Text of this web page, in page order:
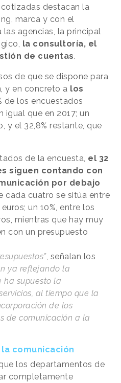
destacan la
marca y con el
las agencias, la principal
la consultoría, el
de cuentas.
de que se dispone para
y en concreto a los
de los encuestados
igual que en 2017; un
y el 32,8% restante, que
de la encuesta, el 32
siguen contando con
por debajo
cada cuatro se sitúa entre
un 10%, entre los
mientras que hay muy
con un presupuesto
, señalan los
ya reflejando la
ha supuesto la
al tiempo que la
de los
de comunicación a la
comunicación
los departamentos de
completamente